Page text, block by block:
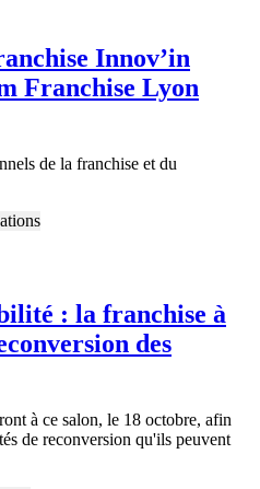
Innov’in
Franchise Lyon
de la franchise et du
: la franchise à
des
à ce salon, le 18 octobre, afin
de reconversion qu'ils peuvent